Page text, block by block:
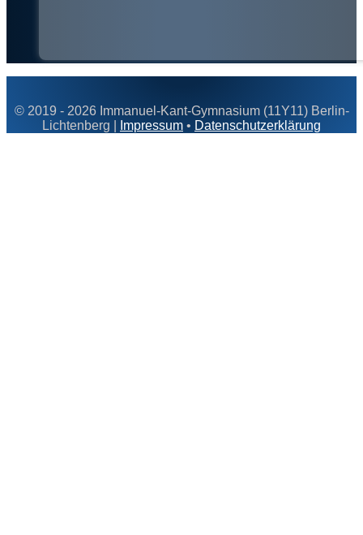
© 2019 - 2026 Immanuel-Kant-Gymnasium (11Y11) Berlin-
Lichtenberg |
Impressum • Datenschutzerklärung